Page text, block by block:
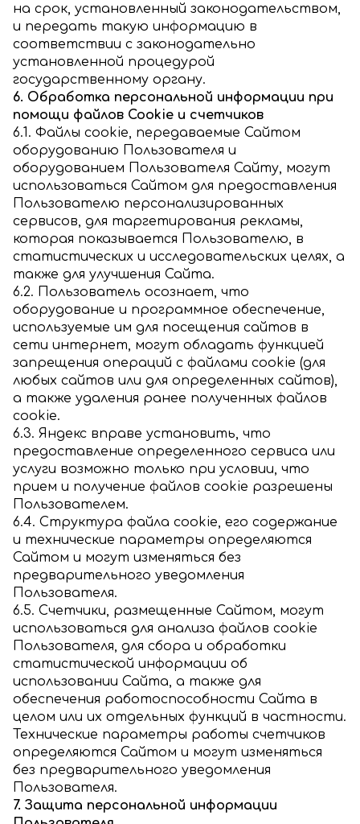
на срок, установленный законодательством,
и передать такую информацию в
соответствии с законодательно
установленной процедурой
государственному органу.
6. Обработка персональной информации при
помощи файлов Cookie и счетчиков
6.1. Файлы cookie, передаваемые Сайтом
оборудованию Пользователя и
оборудованием Пользователя Сайту, могут
использоваться Сайтом для предоставления
Пользователю персонализированных
сервисов, для таргетирования рекламы,
которая показывается Пользователю, в
статистических и исследовательских целях, а
также для улучшения Сайта.
6.2. Пользователь осознает, что
оборудование и программное обеспечение,
используемые им для посещения сайтов в
сети интернет, могут обладать функцией
запрещения операций с файлами cookie (для
любых сайтов или для определенных сайтов),
а также удаления ранее полученных файлов
cookie.
6.3. Яндекс вправе установить, что
предоставление определенного сервиса или
услуги возможно только при условии, что
прием и получение файлов cookie разрешены
Пользователем.
6.4. Структура файла cookie, его содержание
и технические параметры определяются
Сайтом и могут изменяться без
предварительного уведомления
Пользователя.
6.5. Счетчики, размещенные Сайтом, могут
использоваться для анализа файлов cookie
Пользователя, для сбора и обработки
статистической информации об
использовании Сайта, а также для
обеспечения работоспособности Сайта в
целом или их отдельных функций в частности.
Технические параметры работы счетчиков
определяются Сайтом и могут изменяться
без предварительного уведомления
Пользователя.
7. Защита персональной информации